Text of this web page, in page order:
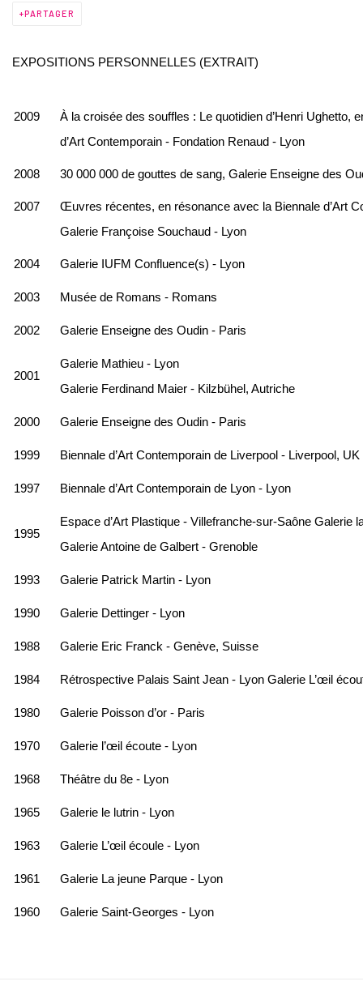
PARTAGER
EXPOSITIONS PERSONNELLES (EXTRAIT)
2009
À la croisée des souffles : Le quotidien d’Henri Ughetto,
d’Art Contemporain - Fondation Renaud - Lyon
2008 30 000 000 de gouttes de sang, Galerie Enseigne des
2007
Œuvres récentes, en résonance avec la Biennale d’Art
Galerie Françoise Souchaud - Lyon
2004 Galerie IUFM Confluence(s) - Lyon
2003 Musée de Romans - Romans
2002 Galerie Enseigne des Oudin - Paris
2001
Galerie Mathieu - Lyon
Galerie Ferdinand Maier - Kilzbühel, Autriche
2000 Galerie Enseigne des Oudin - Paris
1999 Biennale d’Art Contemporain de Liverpool - Liverpool, UK
1997 Biennale d’Art Contemporain de Lyon - Lyon
1995
Espace d’Art Plastique - Villefranche-sur-Saône Galerie
Galerie Antoine de Galbert - Grenoble
1993 Galerie Patrick Martin - Lyon
1990 Galerie Dettinger - Lyon
1988 Galerie Eric Franck - Genève, Suisse
1984 Rétrospective Palais Saint Jean - Lyon Galerie L’œil
1980 Galerie Poisson d’or - Paris
1970 Galerie l’œil écoute - Lyon
1968 Théâtre du 8e - Lyon
1965 Galerie le lutrin - Lyon
1963 Galerie L’œil écoule - Lyon
1961 Galerie La jeune Parque - Lyon
1960 Galerie Saint-Georges - Lyon